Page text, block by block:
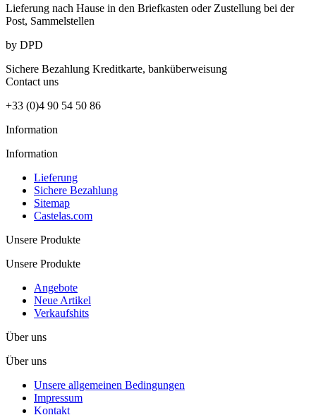
Lieferung nach Hause in den Briefkasten oder Zustellung bei der
Post, Sammelstellen
by DPD
Sichere Bezahlung Kreditkarte, banküberweisung
Contact uns
+33 (0)4 90 54 50 86
Information
Information
Lieferung
Sichere Bezahlung
Sitemap
Castelas.com
Unsere Produkte
Unsere Produkte
Angebote
Neue Artikel
Verkaufshits
Über uns
Über uns
Unsere allgemeinen Bedingungen
Impressum
Kontakt